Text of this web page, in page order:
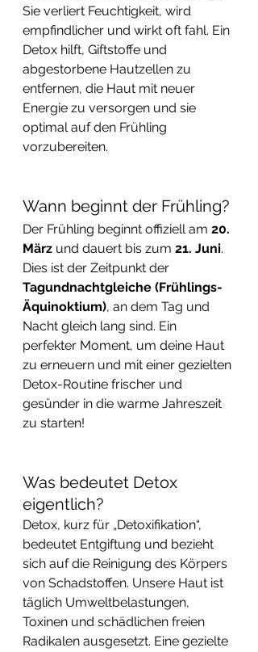
Sie verliert Feuchtigkeit, wird
empfindlicher und wirkt oft fahl. Ein
Detox hilft, Giftstoffe und
abgestorbene Hautzellen zu
entfernen, die Haut mit neuer
Energie zu versorgen und sie
optimal auf den Frühling
vorzubereiten.
Wann beginnt der Frühling?
Der Frühling beginnt offiziell am 20.
März und dauert bis zum 21. Juni.
Dies ist der Zeitpunkt der
Tagundnachtgleiche (Frühlings-
Äquinoktium), an dem Tag und
Nacht gleich lang sind. Ein
perfekter Moment, um deine Haut
zu erneuern und mit einer gezielten
Detox-Routine frischer und
gesünder in die warme Jahreszeit
zu starten!
Was bedeutet Detox
eigentlich?
Detox, kurz für „Detoxifikation“,
bedeutet Entgiftung und bezieht
sich auf die Reinigung des Körpers
von Schadstoffen. Unsere Haut ist
täglich Umweltbelastungen,
Toxinen und schädlichen freien
Radikalen ausgesetzt. Eine gezielte